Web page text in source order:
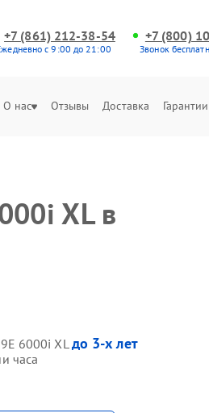
+7 (861) 212-38-54
с 9:00 до 21:00
+7 (800)
Звонок
О нас Отзывы Доставка Гарантии
XL в
6000i XL до 3-х лет
часа